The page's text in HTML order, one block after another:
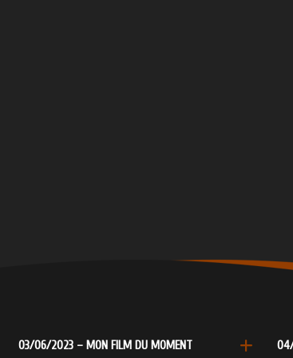
03/06/2023 – MON FILM DU MOMENT